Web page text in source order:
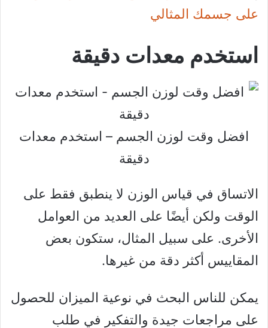
على جسمك المثالي
استخدم معدات دقيقة
افضل وقت لوزن الجسم – استخدم معدات
دقيقة
الاتساق في قياس الوزن لا ينطبق فقط على
الوقت ولكن أيضًا على العديد من العوامل
الأخرى. على سبيل المثال، ستكون بعض
المقاييس أكثر دقة من غيرها.
يمكن للناس البحث في نوعية الميزان للحصول
على مراجعات جيدة والتفكير في طلب